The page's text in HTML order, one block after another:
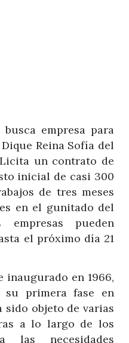
empresa para
Reina Sofía del
un contrato de
inicial de casi 300
de tres meses
en el gunitado del
empresas pueden
el próximo día 21
inaugurado en 1966,
primera fase en
sido objeto de varias
a lo largo de los
las necesidades